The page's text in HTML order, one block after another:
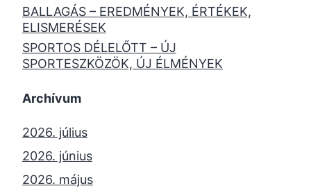
BALLAGÁS – EREDMÉNYEK, ÉRTÉKEK,
ELISMERÉSEK
SPORTOS DÉLELŐTT – ÚJ
SPORTESZKÖZÖK, ÚJ ÉLMÉNYEK
Archívum
2026. július
2026. június
2026. május